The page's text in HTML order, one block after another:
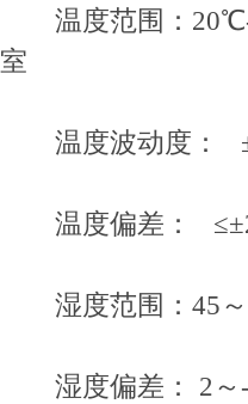
温度范围：20℃-
室
温度波动度：
温度偏差：
湿度范围：45～
湿度偏差： 2～-